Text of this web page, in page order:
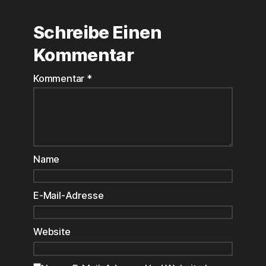
Schreibe Einen
Kommentar
Kommentar *
Name
E-Mail-Adresse
Website